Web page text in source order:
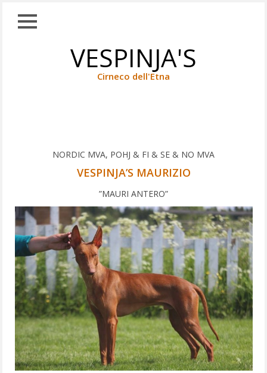
VESPINJA'S
Cirneco dell'Etna
Close
TULEVAISUUDEN
TOIVOT
TUONNIT
JALOSTUSLAINAT
VALIOT
TERVEYSTULOKSET
MUISTOISSA
NORDIC MVA, POHJ & FI & SE & NO MVA
VESPINJA’S MAURIZIO
”MAURI ANTERO”